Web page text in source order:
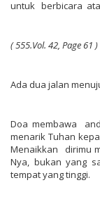
untuk berbicara
(555.Vol. 42, Page61 )
Ada dua jalan
Doa membawa
menarik Tuhan
Menaikkan
dirimu
Nya, bukan yang
tempat yang tinggi.